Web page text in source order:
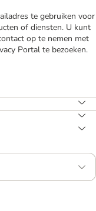
te gebruiken voor
of diensten. U kunt
op te nemen met
Portal te bezoeken.